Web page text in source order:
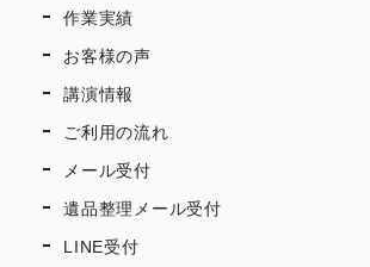
作業実績
お客様の声
講演情報
ご利用の流れ
メール受付
遺品整理メール受付
LINE受付